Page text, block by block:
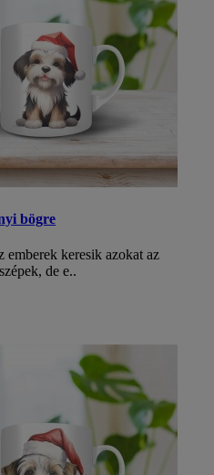
bögre
keresik azokat az
de e..